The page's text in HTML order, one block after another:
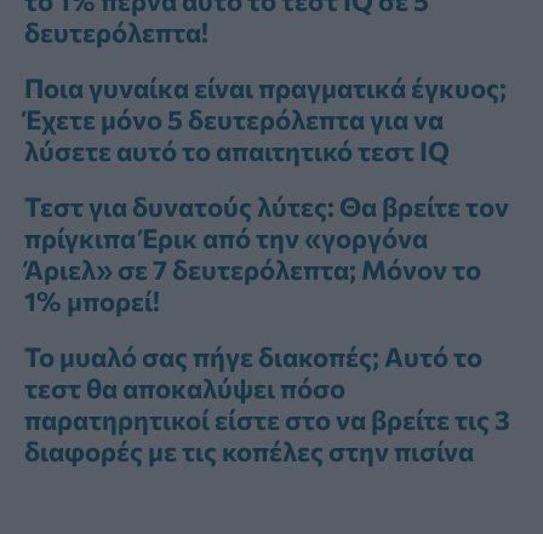
δευτερόλεπτα!
Ποια γυναίκα είναι πραγματικά έγκυος;
Έχετε μόνο 5 δευτερόλεπτα για να
λύσετε αυτό το απαιτητικό τεστ IQ
Τεστ για δυνατούς λύτες: Θα βρείτε τον
πρίγκιπα Έρικ από την «γοργόνα
Άριελ» σε 7 δευτερόλεπτα; Μόνον το
1% μπορεί!
Το μυαλό σας πήγε διακοπές; Αυτό το
τεστ θα αποκαλύψει πόσο
παρατηρητικοί είστε στο να βρείτε τις 3
διαφορές με τις κοπέλες στην πισίνα